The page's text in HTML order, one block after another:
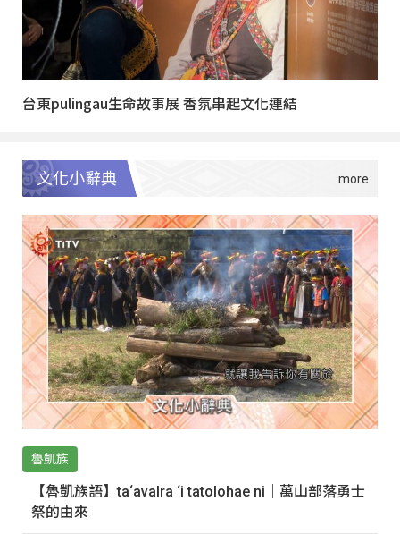
台東pulingau生命故事展 香氛串起文化連結
文化小辭典
魯凱族
【魯凱族語】ta‘avalra ‘i tatolohae ni｜萬山部落勇士
祭的由來